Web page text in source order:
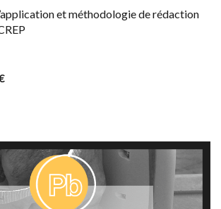
et méthodologie de rédaction